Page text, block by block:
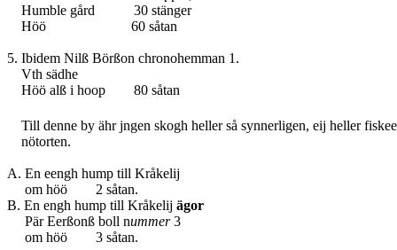
Humble gård 30 stänger
Höö 60 såtan
5. Ibidem Nilß Börßon chronohemman 1.
Vth sädhe
Höö alß i hoop 80 såtan
Till denne by ähr jngen skogh heller så synnerligen, eij heller
nötorten.
A. En eengh hump till Kråkelij
om höö 2 såtan.
B. En engh hump till Kråkelij ägor
Pär Eerßonß boll nummer3
om höö 3 såtan.